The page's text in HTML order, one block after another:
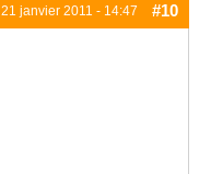
21 janvier 2011 - 14:47 #10